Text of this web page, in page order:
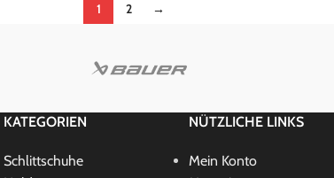
1 2 →
KATEGORIEN
Schlittschuhe
NÜTZLICHE LINKS
Mein Konto